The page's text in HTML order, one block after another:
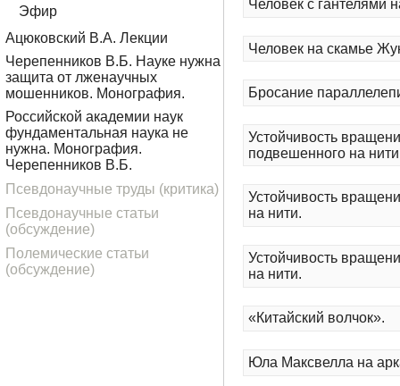
Человек с гантелями
Человек на скамье
Бросание
Устойчивость
подвешенного на нити
Устойчивость
на нити.
Устойчивость
на нити.
«Китайский волчок».
Юла Максвелла на
Эфир
Ацюковский В.А. Лекции
Черепенников В.Б. Науке нужна
защита от лженаучных
мошенников. Монография.
Российской академии наук
фундаментальная наука не
нужна. Монография.
Черепенников В.Б.
Псевдонаучные труды (критика)
Псевдонаучные статьи
(обсуждение)
Полемические статьи
(обсуждение)